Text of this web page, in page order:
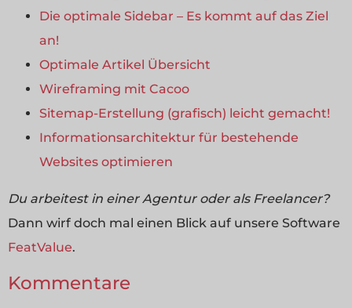
Die optimale Sidebar – Es kommt auf das Ziel
an!
Optimale Artikel Übersicht
Wireframing mit Cacoo
Sitemap-Erstellung (grafisch) leicht gemacht!
Informationsarchitektur für bestehende
Websites optimieren
Du arbeitest in einer Agentur oder als Freelancer?
Dann wirf doch mal einen Blick auf unsere Software
FeatValue.
Kommentare